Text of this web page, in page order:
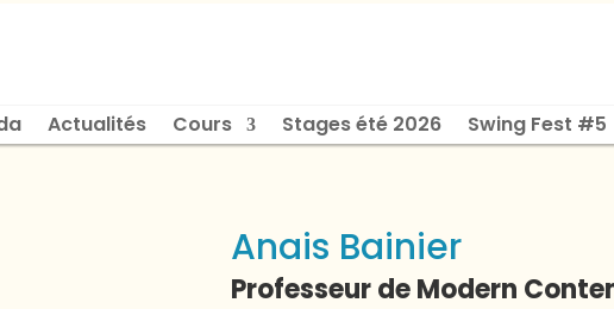
Actualités Cours Stages été 2026 Swing Fest #5
Anais Bainier
Professeur de Modern